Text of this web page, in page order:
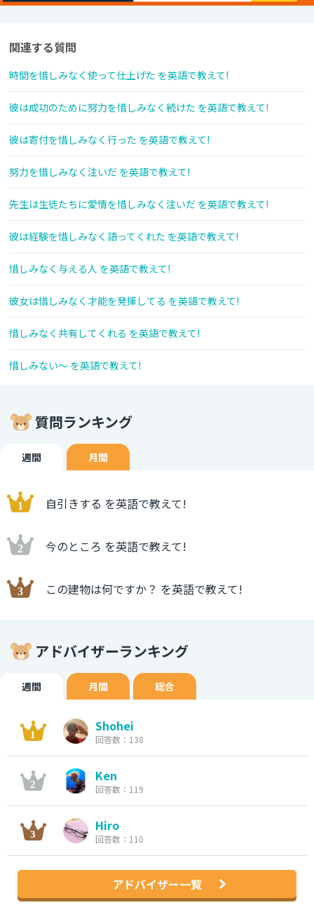
関連する質問
時間を惜しみなく使って仕上げた を英語で教えて!
彼は成功のために努力を惜しみなく続けた を英語で教えて!
彼は寄付を惜しみなく行った を英語で教えて!
努力を惜しみなく注いだ を英語で教えて!
先生は生徒たちに愛情を惜しみなく注いだ を英語で教えて!
彼は経験を惜しみなく語ってくれた を英語で教えて!
惜しみなく与える人 を英語で教えて!
彼女は惜しみなく才能を発揮してる を英語で教えて!
惜しみなく共有してくれる を英語で教えて!
惜しみない～ を英語で教えて!
質問ランキング
週間 月間
自引きする を英語で教えて!
今のところ を英語で教えて!
この建物は何ですか？ を英語で教えて!
アドバイザーランキング
週間 月間 総合
Shohei
回答数：138
Ken
回答数：119
Hiro
回答数：110
アドバイザー一覧